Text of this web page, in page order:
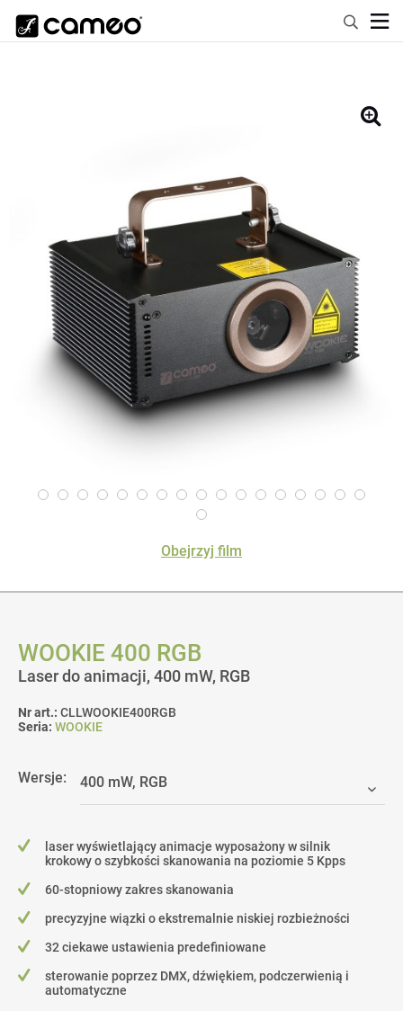
Obejrzyj film
WOOKIE 400 RGB
Laser do animacji, 400 mW, RGB
Nr art.: CLLWOOKIE400RGB
Seria: WOOKIE
Wersje:
laser wyświetlający animacje wyposażony w silnik
krokowy o szybkości skanowania na poziomie 5 Kpps
60-stopniowy zakres skanowania
precyzyjne wiązki o ekstremalnie niskiej rozbieżności
32 ciekawe ustawienia predefiniowane
sterowanie poprzez DMX, dźwiękiem, podczerwienią i
automatyczne